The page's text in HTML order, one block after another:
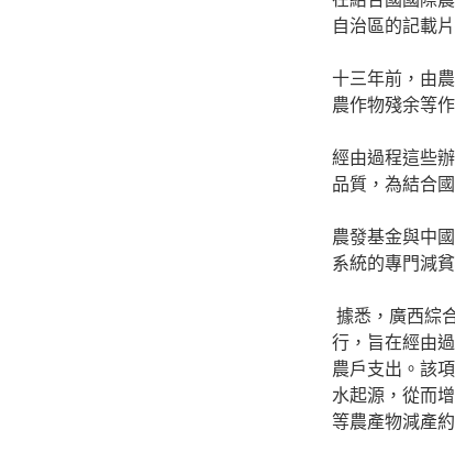
自治區的記載
十三年前，由
農作物殘余等
經由過程這些
品質，為結合
農發基金與中
系統的專門減
據悉，廣西綜
行，旨在經由
農戶支出。該
水起源，從而
等農產物減產